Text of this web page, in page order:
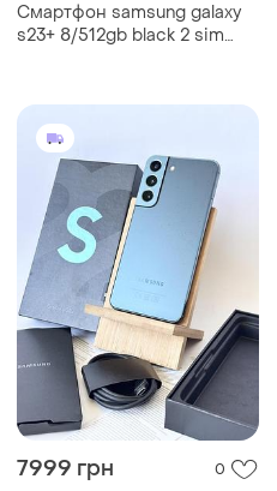
Смартфон samsung galaxy
s23+ 8/512gb black 2 sim
7999 грн 0